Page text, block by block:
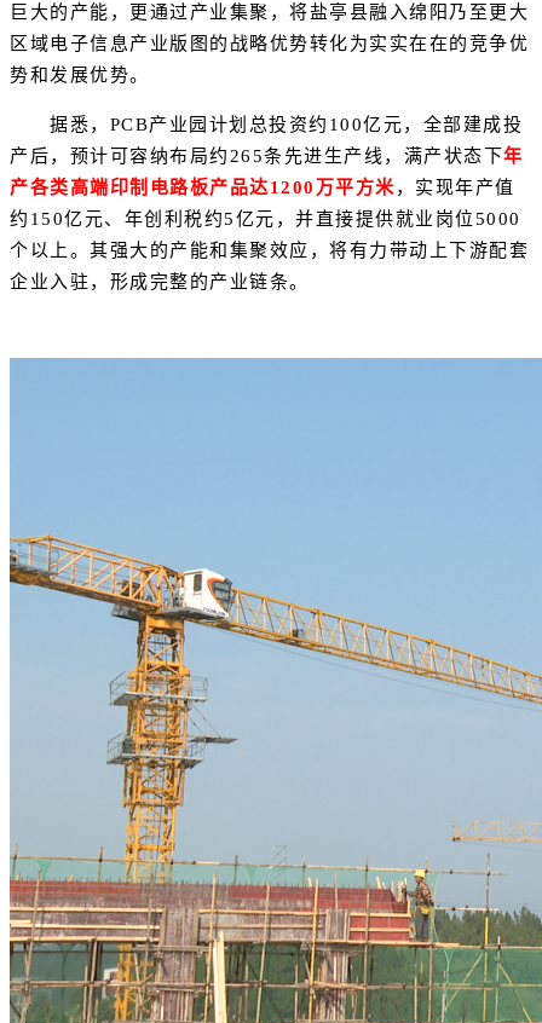
巨大的产能，更通过产业集聚，将盐亭县融入绵阳乃至更大
区域电子信息产业版图的战略优势转化为实实在在的竞争优
势和发展优势。
据悉，PCB产业园计划总投资约100亿元，全部建成投
产后，预计可容纳布局约265条先进生产线，满产状态下年
产各类高端印制电路板产品达1200万平方米 ， 实现年产值
约150亿元、年创利税约5亿元，并直接提供就业岗位5000
个以上。其强大的产能和集聚效应，将有力带动上下游配套
企业入驻，形成完整的产业链条。